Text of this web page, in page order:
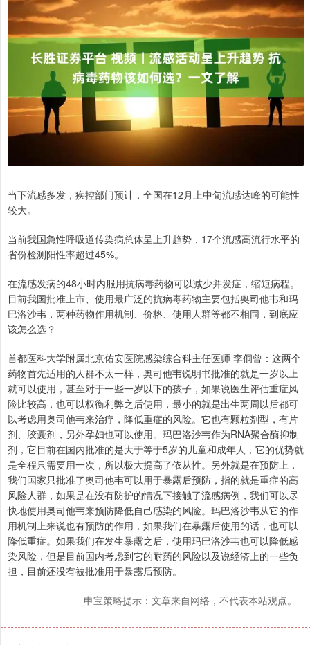
当下流感多发，疾控部门预计，全国在12月上中旬流感达峰的可能性
较大。
当前我国急性呼吸道传染病总体呈上升趋势，17个流感高流行水平的
省份检测阳性率超过45%。
在流感发病的48小时内服用抗病毒药物可以减少并发症，缩短病程。
目前我国批准上市、使用最广泛的抗病毒药物主要包括奥司他韦和玛
巴洛沙韦，两种药物作用机制、价格、使用人群等都不相同，到底应
该怎么选？
首都医科大学附属北京佑安医院感染综合科主任医师 李侗曾：这两个
药物首先适用的人群不太一样，奥司他韦说明书批准的就是一岁以上
就可以使用，甚至对于一些一岁以下的孩子，如果说医生评估重症风
险比较高，也可以权衡利弊之后使用，最小的就是出生两周以后都可
以考虑用奥司他韦来治疗，降低重症的风险。它也有颗粒剂型，有片
剂、胶囊剂，另外孕妇也可以使用。玛巴洛沙韦作为RNA聚合酶抑制
剂，它目前在国内批准的是大于等于5岁的儿童和成年人，它的优势就
是全程只需要用一次，所以极大提高了依从性。另外就是在预防上，
我们国家只批准了奥司他韦可以用于暴露后预防，指的就是重症的高
风险人群，如果是在没有防护的情况下接触了流感病例，我们可以尽
快地使用奥司他韦来预防降低自己感染的风险。玛巴洛沙韦从它的作
用机制上来说也有预防的作用，如果我们在暴露后使用的话，也可以
降低重症。如果我们在发生暴露之后，使用玛巴洛沙韦也可以降低感
染风险，但是目前国内考虑到它的耐药的风险以及说经济上的一些负
担，目前还没有被批准用于暴露后预防。
申宝策略提示：文章来自网络，不代表本站观点。